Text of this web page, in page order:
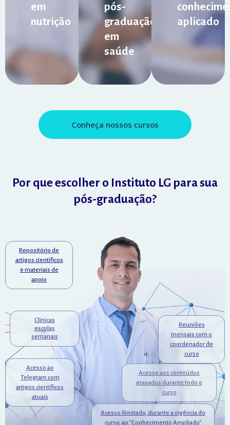
em
nutrição
pós-
graduação
em
saúde
aplicado
Conheça nossos cursos
Por que escolher o Instituto LG para sua
pós-graduação?
Repositório de
artigos científicos
e materiais de
apoio
Reuniões
mensais com o
coordenador de
curso
Acesso aos conteúdos
gravados durante todo o
curso
Acesso ilimitado, durante a vigência do
curso, ao "Conhecimento Ampliado"
Clinicas
escolas
semanais
Acesso ao
Telegram com
artigos científicos
atuais